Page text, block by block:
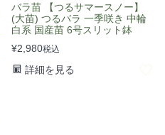
バラ苗 【つるサマースノー】
(大苗) つるバラ 一季咲き 中輪
白系 国産苗 6号スリット鉢
¥2,980税込
詳細を見る